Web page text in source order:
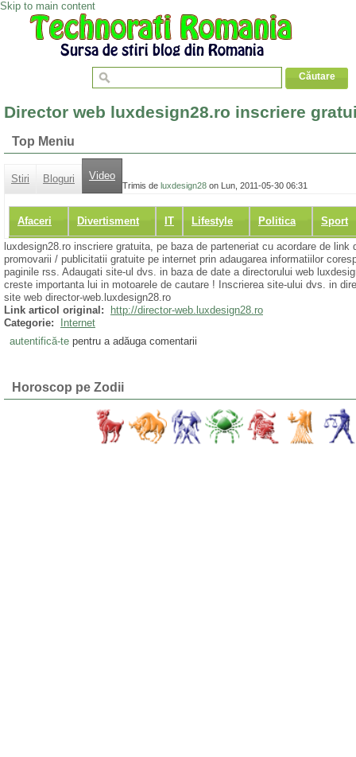
Skip to main content
Director web luxdesign28.ro inscriere
Top Meniu
Stiri Bloguri Video
Afaceri Divertisment IT Lifestyle Politica Sport
Trimis de luxdesign28 on Lun, 2011-05-30 06:31
luxdesign28.ro inscriere gratuita, pe baza de parteneriat cu acordare de
promovarii / publicitatii gratuite pe internet prin adaugarea informatiilor
paginile rss. Adaugati site-ul dvs. in baza de date a directorului web
creste importanta lui in motoarele de cautare ! Inscrierea site-ului dvs. in
site web director-web.luxdesign28.ro
Link articol original:
http://director-web.luxdesign28.ro
Categorie:
Internet
autentifică-tepentru a adăuga comentarii
Horoscop pe Zodii